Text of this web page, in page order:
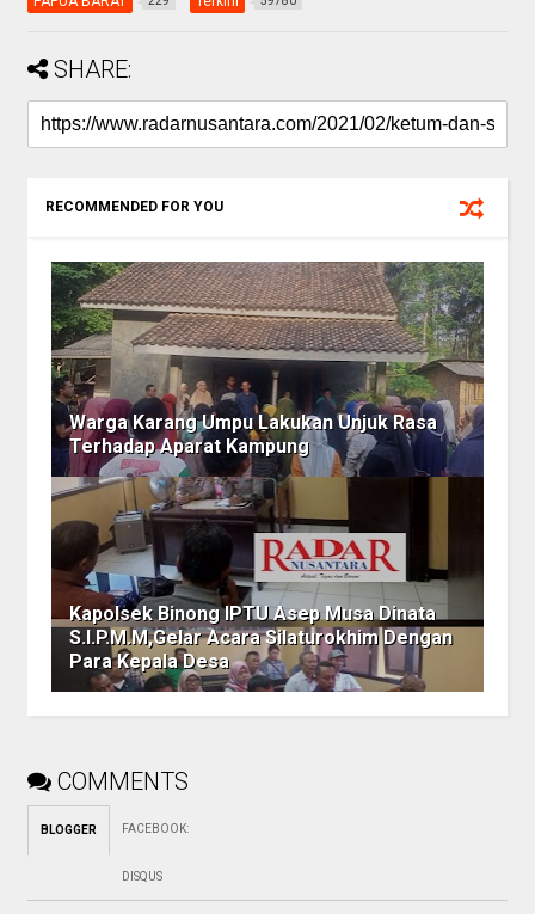
SHARE:
RECOMMENDED FOR YOU
Warga Karang Umpu Lakukan Unjuk Rasa
Terhadap Aparat Kampung
Kapolsek Binong IPTU Asep Musa Dinata
S.I.P.M.M,Gelar Acara Silaturokhim Dengan
Para Kepala Desa
COMMENTS
BLOGGER FACEBOOK:
DISQUS